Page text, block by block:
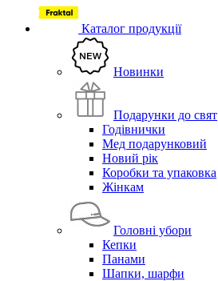
Каталог продукції
Новинки
Подарунки до свят
Годівнички
Мед подарунковий
Новий рік
Коробки та упаковка
Жінкам
Головні убори
Кепки
Панами
Шапки, шарфи